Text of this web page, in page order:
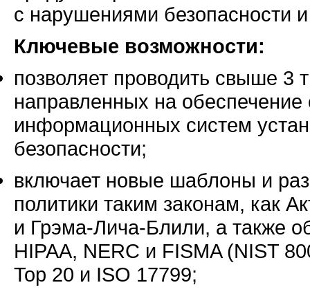
с нарушениями безопасности
Ключевые возможности:
позволяет проводить свыше 3
направленных на обеспечение
информационных систем
безопасности;
включает новые шаблоны и
политики таким законам, как
и Грэма-Лича-Блили, а также
HIPAA, NERC и FISMA (NIST
Top 20 и ISO 17799;